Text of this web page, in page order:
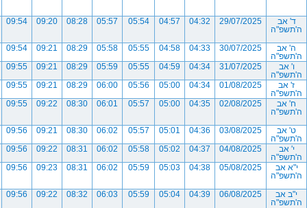
ד' אב
ה'תשפ"ה
29/07/2025
04:32
04:57
05:54
05:57
08:28
09:20
09:54
ה' אב
ה'תשפ"ה
30/07/2025
04:33
04:58
05:55
05:58
08:29
09:21
09:54
ו' אב
ה'תשפ"ה
31/07/2025
04:34
04:59
05:55
05:59
08:29
09:21
09:55
ז' אב
ה'תשפ"ה
01/08/2025
04:34
05:00
05:56
06:00
08:29
09:21
09:55
ח' אב
ה'תשפ"ה
02/08/2025
04:35
05:00
05:57
06:01
08:30
09:22
09:55
ט' אב
ה'תשפ"ה
03/08/2025
04:36
05:01
05:57
06:02
08:30
09:21
09:56
י' אב
ה'תשפ"ה
04/08/2025
04:37
05:02
05:58
06:02
08:31
09:22
09:56
י"א אב
ה'תשפ"ה
05/08/2025
04:38
05:03
05:59
06:02
08:31
09:23
09:56
י"ב אב
ה'תשפ"ה
06/08/2025
04:39
05:04
05:59
06:03
08:32
09:22
09:56